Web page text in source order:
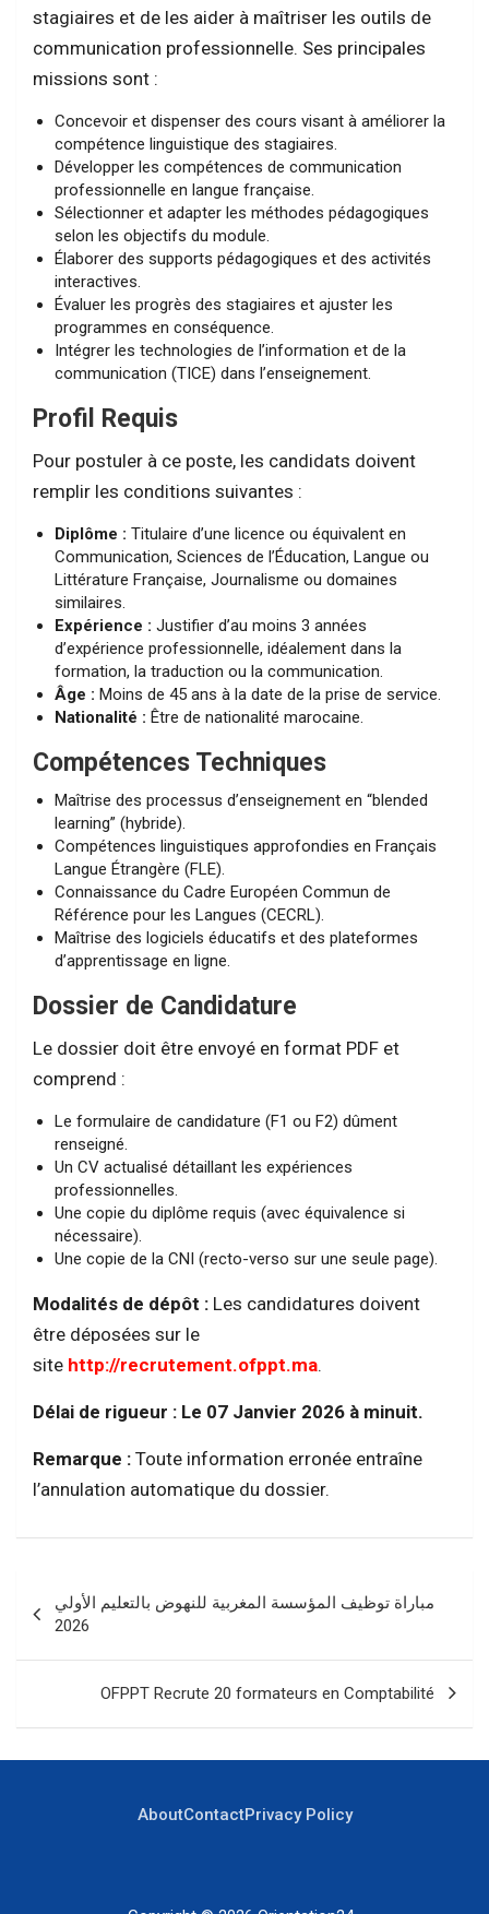
stagiaires et de les aider à maîtriser les outils de
communication professionnelle. Ses principales
missions sont :
Concevoir et dispenser des cours visant à améliorer la
compétence linguistique des stagiaires.
Développer les compétences de communication
professionnelle en langue française.
Sélectionner et adapter les méthodes pédagogiques
selon les objectifs du module.
Élaborer des supports pédagogiques et des activités
interactives.
Évaluer les progrès des stagiaires et ajuster les
programmes en conséquence.
Intégrer les technologies de l’information et de la
communication (TICE) dans l’enseignement.
Profil Requis
Pour postuler à ce poste, les candidats doivent
remplir les conditions suivantes :
Diplôme : Titulaire d’une licence ou équivalent en
Communication, Sciences de l’Éducation, Langue ou
Littérature Française, Journalisme ou domaines
similaires.
Expérience : Justifier d’au moins 3 années
d’expérience professionnelle, idéalement dans la
formation, la traduction ou la communication.
Âge : Moins de 45 ans à la date de la prise de service.
Nationalité : Être de nationalité marocaine.
Compétences Techniques
Maîtrise des processus d’enseignement en “blended
learning” (hybride).
Compétences linguistiques approfondies en Français
Langue Étrangère (FLE).
Connaissance du Cadre Européen Commun de
Référence pour les Langues (CECRL).
Maîtrise des logiciels éducatifs et des plateformes
d’apprentissage en ligne.
Dossier de Candidature
Le dossier doit être envoyé en format PDF et
comprend :
Le formulaire de candidature (F1 ou F2) dûment
renseigné.
Un CV actualisé détaillant les expériences
professionnelles.
Une copie du diplôme requis (avec équivalence si
nécessaire).
Une copie de la CNI (recto-verso sur une seule page).
Modalités de dépôt : Les candidatures doivent
être déposées sur le
site http://recrutement.ofppt.ma.
Délai de rigueur : Le 07 Janvier 2026 à minuit.
Remarque : Toute information erronée entraîne
l’annulation automatique du dossier.
Navigation
de
l’article
مباراة توظيف المؤسسة المغربية للنهوض بالتعليم الأولي
2026
OFPPT Recrute 20 formateurs en Comptabilité
AboutContactPrivacy Policy